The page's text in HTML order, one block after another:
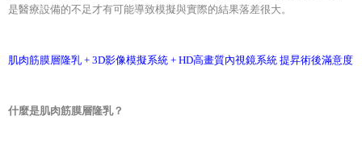
是醫療設備的不足才有可能導致模擬與實際的結果落差很大。
肌肉筋膜層隆乳 + 3D影像模擬系統 + HD高畫質內視鏡系統 提昇術後滿意度
什麼是肌肉筋膜層隆乳？